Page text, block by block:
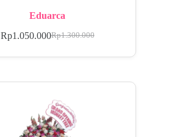
Eduarca
Rp1.300.000
Rp1.050.000